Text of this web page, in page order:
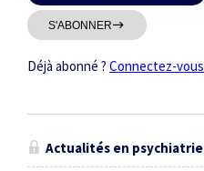
S'ABONNER
Déjà abonné ? Connectez-vous
Actualités en psychiatrie